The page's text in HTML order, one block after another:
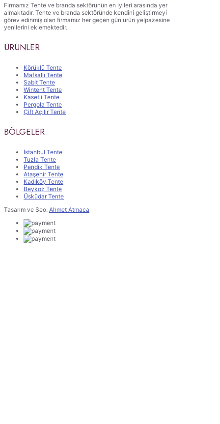
Firmamız Tente ve branda sektörünün en iyileri arasında yer
almaktadır. Tente ve branda sektöründe kendini geliştirmeyi
görev edinmiş olan firmamız her geçen gün ürün yelpazesine
yenilerini eklemektedir.
ÜRÜNLER
Körüklü Tente
Mafsallı Tente
Sabit Tente
Wintent Tente
Kasetli Tente
Pergola Tente
Çift Açılır Tente
BÖLGELER
İstanbul Tente
Tuzla Tente
Pendik Tente
Ataşehir Tente
Kadıköy Tente
Beykoz Tente
Üsküdar Tente
Tasarım ve Seo: Ahmet Atmaca